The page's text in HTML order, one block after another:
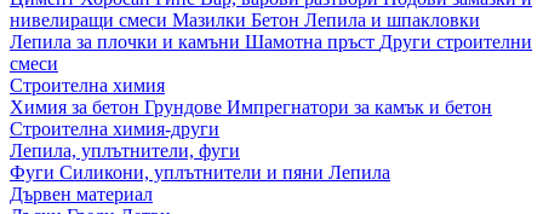
нивелиращи смеси Мазилки Бетон Лепила и шпакловки
Лепила за плочки и камъни Шамотна пръст Други строителни
смеси
Строителна химия
Химия за бетон Грундове Импрегнатори за камък и бетон
Строителна химия-други
Лепила, уплътнители, фуги
Фуги Силикони, уплътнители и пяни Лепила
Дървен материал